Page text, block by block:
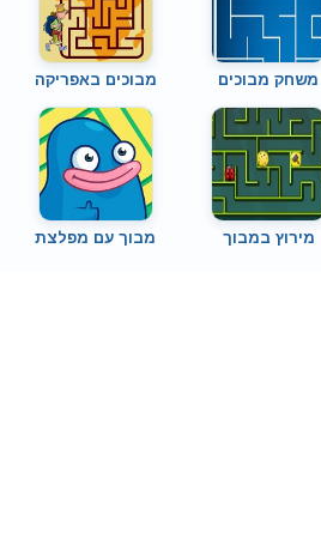
משחק מבוכים מבוכים באפריקה
מירוץ במבוך מבוך עם מפלצת